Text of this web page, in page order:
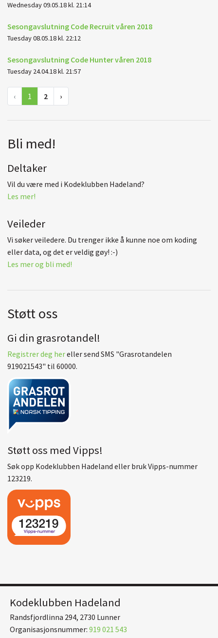
Wednesday 09.05.18 kl. 21:14
Sesongavslutning Code Recruit våren 2018
Tuesday 08.05.18 kl. 22:12
Sesongavslutning Code Hunter våren 2018
Tuesday 24.04.18 kl. 21:57
‹ 1 2 ›
Bli med!
Deltaker
Vil du være med i Kodeklubben Hadeland?
Les mer!
Veileder
Vi søker veiledere. Du trenger ikke å kunne noe om koding
eller data, og det er veldig gøy! :-)
Les mer og bli med!
Støtt oss
Gi din grasrotandel!
Registrer deg hereller send SMS "Grasrotandelen
919021543" til 60000.
Støtt oss med Vipps!
Søk opp Kodeklubben Hadeland eller bruk Vipps-nummer
123219.
Kodeklubben Hadeland
Randsfjordlinna 294, 2730 Lunner
Organisasjonsnummer: 919 021 543